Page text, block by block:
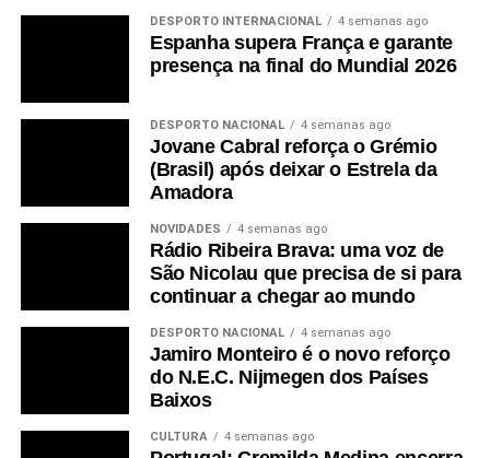
DESPORTO INTERNACIONAL 4 semanas ago
Espanha supera França e garante
presença na final do Mundial 2026
DESPORTO NACIONAL 4 semanas ago
Jovane Cabral reforça o Grémio
(Brasil) após deixar o Estrela da
Amadora
NOVIDADES 4 semanas ago
Rádio Ribeira Brava: uma voz de
São Nicolau que precisa de si para
continuar a chegar ao mundo
DESPORTO NACIONAL 4 semanas ago
Jamiro Monteiro é o novo reforço
do N.E.C. Nijmegen dos Países
Baixos
CULTURA 4 semanas ago